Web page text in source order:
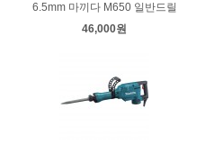
6.5mm 마끼다 M650 일반드릴
46,000원